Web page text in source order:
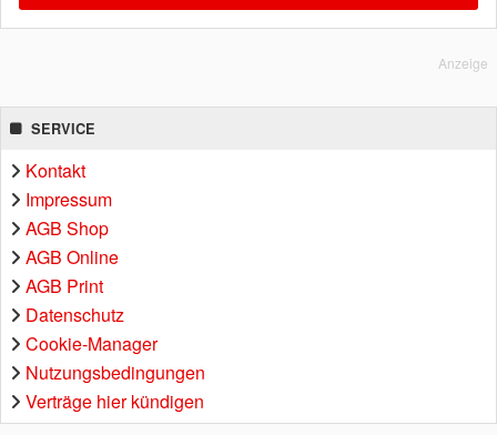
Anzeige
SERVICE
Kontakt
Impressum
AGB Shop
AGB Online
AGB Print
Datenschutz
Cookie-Manager
Nutzungsbedingungen
Verträge hier kündigen